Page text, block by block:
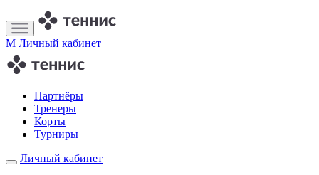
M Личный кабинет
Партнёры
Тренеры
Корты
Турниры
Личный кабинет